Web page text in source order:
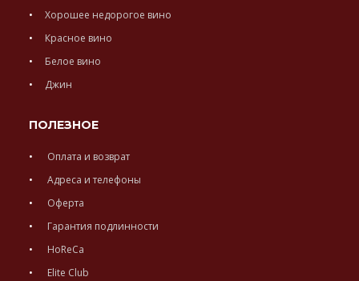
Хорошее недорогое вино
Красное вино
Белое вино
Джин
ПОЛЕЗНОЕ
Оплата и возврат
Адреса и телефоны
Оферта
Гарантия подлинности
HoReCa
Elite Club